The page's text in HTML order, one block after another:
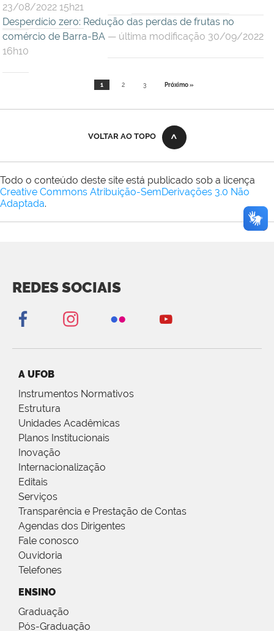
23/08/2022 15h21
Desperdício zero: Redução das perdas de frutas no
comércio de Barra-BA — última modificação 30/09/2022
16h10
1 2 3 Próximo »
VOLTAR AO TOPO
Todo o conteúdo deste site está publicado sob a licença
Creative Commons Atribuição-SemDerivações 3.0 Não
Adaptada.
REDES SOCIAIS
A UFOB
Instrumentos Normativos
Estrutura
Unidades Acadêmicas
Planos Institucionais
Inovação
Internacionalização
Editais
Serviços
Transparência e Prestação de Contas
Agendas dos Dirigentes
Fale conosco
Ouvidoria
Telefones
ENSINO
Graduação
Pós-Graduação